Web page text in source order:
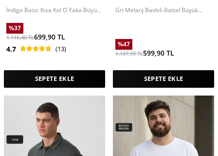
İndigo Basic Kısa Kol O Yaka Büyük
%37
1.116,40TL699,90 TL
4.7
(13)
SEPETE EKLE
Gri Melanj Baskılı Battal Büyük
%47
1.137,99TL599,90 TL
SEPETE EKLE